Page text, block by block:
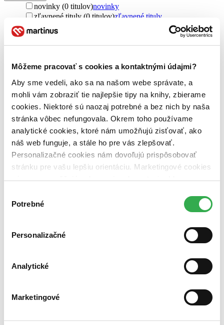
Môžeme pracovať s cookies a kontaktnými údajmi?
Aby sme vedeli, ako sa na našom webe správate, a
mohli vám zobraziť tie najlepšie tipy na knihy, zbierame
cookies. Niektoré sú naozaj potrebné a bez nich by naša
stránka vôbec nefungovala. Okrem toho používame
analytické cookies, ktoré nám umožňujú zisťovať, ako
náš web funguje, a stále ho pre vás zlepšovať.
Personalizačné cookies nám dovoľujú prispôsobovať
stránku pre vašu lepšiu orientáciu. Marketingové cookies
nám zas umožňujú zobrazenie relevantnej reklamy.
nám pomohlo, keby sme mohli používať všetky tieto
súhlasu
Potrebné
Personalizačné
Analytické
Marketingové
novinky (0 titulov)novinky
zľavnené tituly (0 titulov)zľavnené tituly
Dostupnosť
na centrálnom sklade (0 titulov)na centrálnom sklade
pripravujeme (0 titulov)pripravujeme
vypredaných)
čítaná (0 titulov)čítaná
čítaná - výborný stav (0 titulov)čítaná - výborný stav
čítaná - mierne opotrebovaná (0 titulov)čítaná - mierne
opotrebovaná
čítané verzie vypredaných kníh (0 titulov)
vypredaných kníh
Zoradiť
Top hodnotené
Najlacnejšie
Najvyššia zľava